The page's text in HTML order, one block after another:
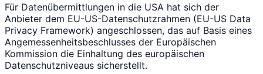
Für Datenübermittlungen in die USA hat sich der
Anbieter dem EU-US-Datenschutzrahmen (EU-US Data
Privacy Framework) angeschlossen, das auf Basis eines
Angemessenheitsbeschlusses der Europäischen
Kommission die Einhaltung des europäischen
Datenschutzniveaus sicherstellt.